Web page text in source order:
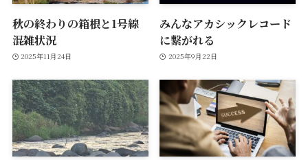
秋の終わりの箱根と1号線
混雑状況
2025年11月24日
みんなアカシックレコード
に繋がれる
2025年9月22日